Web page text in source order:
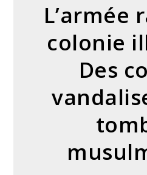
L’armée
colonie
Des